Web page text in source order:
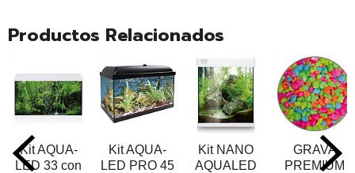
Productos Relacionados
Kit AQUA-
LED 33 con
Kit AQUA-
LED PRO 45
Kit NANO
AQUALED
GRAVA
PREMIUM